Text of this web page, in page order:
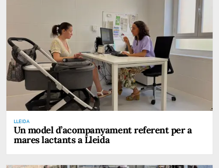
LLEIDA
Un model d’acompanyament referent per a
mares lactants a Lleida